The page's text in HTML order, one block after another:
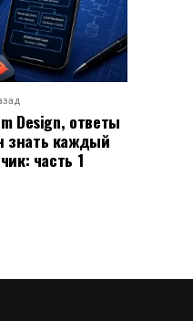
Design, ответы
знать каждый
часть 1